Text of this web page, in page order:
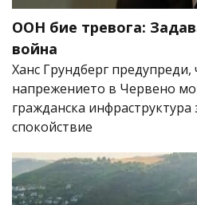
ООН бие тревога:
война
Ханс Грундберг предупреди,
напрежението в Червено
гражданска
спокойствие